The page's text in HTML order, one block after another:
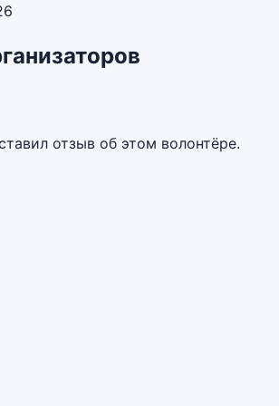
отзыв об этом волонтёре.